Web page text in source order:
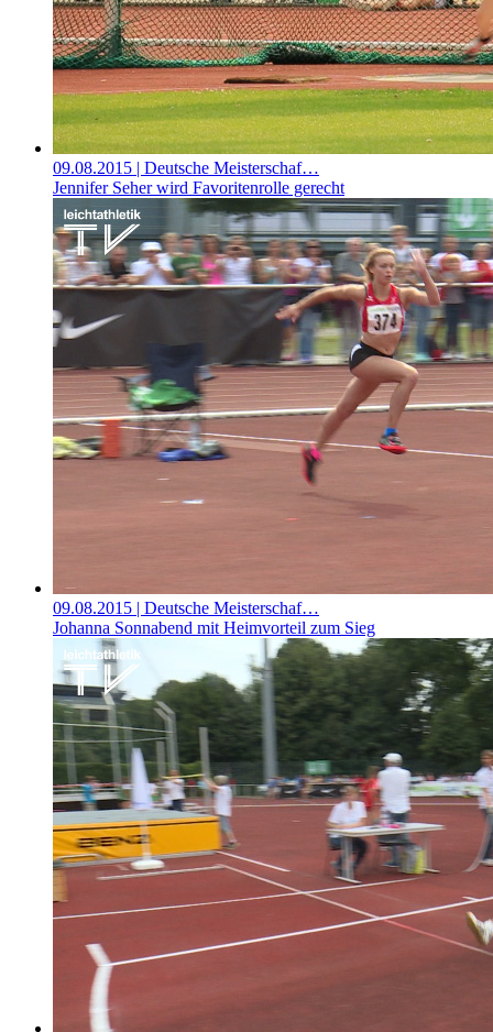
09.08.2015 | Deutsche Meisterschaf…
Jennifer Seher wird Favoritenrolle gerecht
09.08.2015 | Deutsche Meisterschaf…
Johanna Sonnabend mit Heimvorteil zum Sieg